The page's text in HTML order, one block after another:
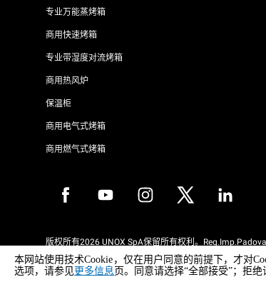
专业万能蒸烤箱
商用快速烤箱
专业带湿度对流烤箱
商用热风炉
保温柜
商用电气式烤箱
商用燃气式烤箱
版权所有2026 UNOX SpA保留所有权利。
WEEE Reg. No. IT08020000000377
本网站使用技术Cookie，仅在用户同意的前提下，才对
选项，请参见更多信息 页。同意请选择“全部接受”；拒绝